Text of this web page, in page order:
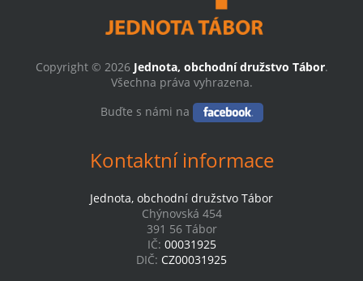
Copyright © 2026 Jednota, obchodní družstvo Tábor.
Všechna práva vyhrazena.
Buďte s námi na
Kontaktní informace
Jednota, obchodní družstvo Tábor
Chýnovská 454
391 56 Tábor
IČ: 00031925
DIČ: CZ00031925